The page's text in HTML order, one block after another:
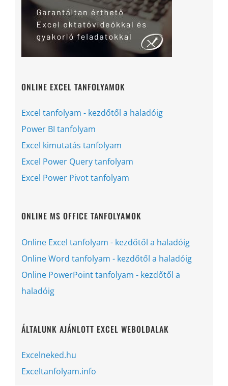
ONLINE EXCEL TANFOLYAMOK
Excel tanfolyam - kezdőtől a haladóig
Power BI tanfolyam
Excel kimutatás tanfolyam
Excel Power Query tanfolyam
Excel Power Pivot tanfolyam
ONLINE MS OFFICE TANFOLYAMOK
Online Excel tanfolyam - kezdőtől a haladóig
Online Word tanfolyam - kezdőtől a haladóig
Online PowerPoint tanfolyam - kezdőtől a
haladóig
ÁLTALUNK AJÁNLOTT EXCEL WEBOLDALAK
Excelneked.hu
Exceltanfolyam.info